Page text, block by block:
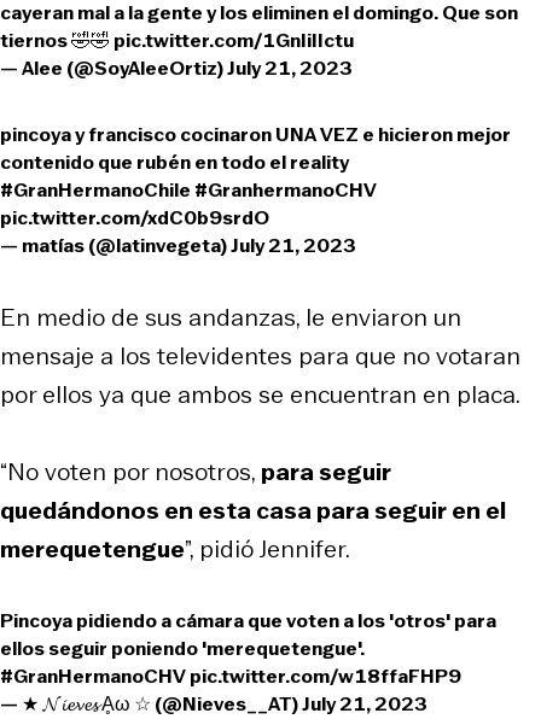
cayeran mal a la gente y los eliminen el domingo. Que son
tiernos 🤣🤣 pic.twitter.com/1GnIiIIctu
— Alee (@SoyAleeOrtiz)July 21, 2023
pincoya y francisco cocinaron UNA VEZ e hicieron mejor
contenido que rubén en todo el reality
#GranHermanoChile #GranhermanoCHV
pic.twitter.com/xdC0b9srdO
— matías (@latinvegeta)July 21, 2023
En medio de sus andanzas, le enviaron un
mensaje a los televidentes para que no votaran
por ellos ya que ambos se encuentran en placa.
“No voten por nosotros, para seguir
quedándonos en esta casa para seguir en el
merequetengue”, pidió Jennifer.
Pincoya pidiendo a cámara que voten a los 'otros' para
ellos seguir poniendo 'merequetengue'.
#GranHermanoCHVpic.twitter.com/w18ffaFHP9
— ★ 𝓝𝓲𝓮𝓿𝓮𝓼 Ḁω ☆ (@Nieves__AT)July 21, 2023